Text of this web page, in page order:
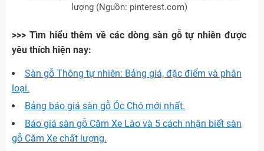
lượng (Nguồn: pinterest.com)
>>> Tìm hiểu thêm về các dòng sàn gỗ tự nhiên được
yêu thích hiện nay:
Sàn gỗ Thông tự nhiên: Bảng giá, đặc điểm và phân
loại.
Bảng báo giá sàn gỗ Óc Chó mới nhất.
Báo giá sàn gỗ Căm Xe Lào và 5 cách nhận biết sàn
gỗ Căm Xe chất lượng.